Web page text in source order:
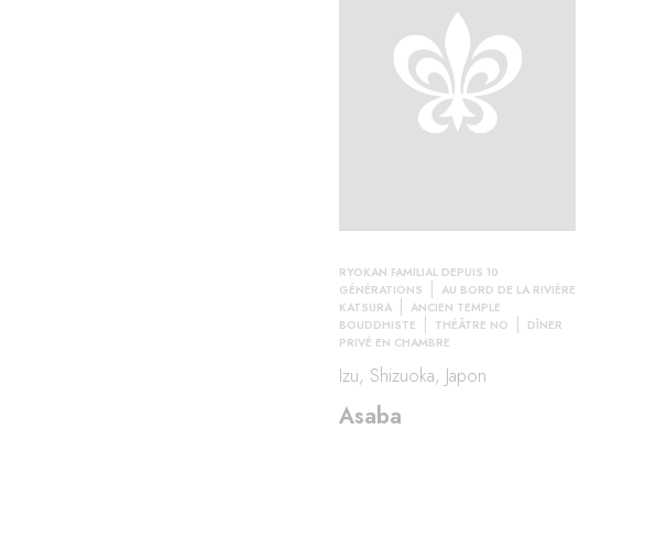
RYOKAN FAMILIAL DEPUIS 10
GÉNÉRATIONS
AU BORD DE LA RIVIÈRE
KATSURA
ANCIEN TEMPLE
BOUDDHISTE
THÉÂTRE NO
DÎNER
PRIVÉ EN CHAMBRE
Izu, Shizuoka, Japon
Asaba